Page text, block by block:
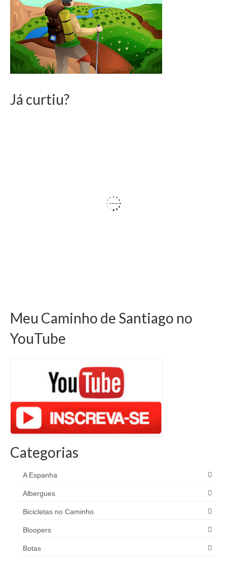
Já curtiu?
Meu Caminho de Santiago no
YouTube
Categorias
A Espanha
Albergues
Bicicletas no Caminho
Bloopers
Botas